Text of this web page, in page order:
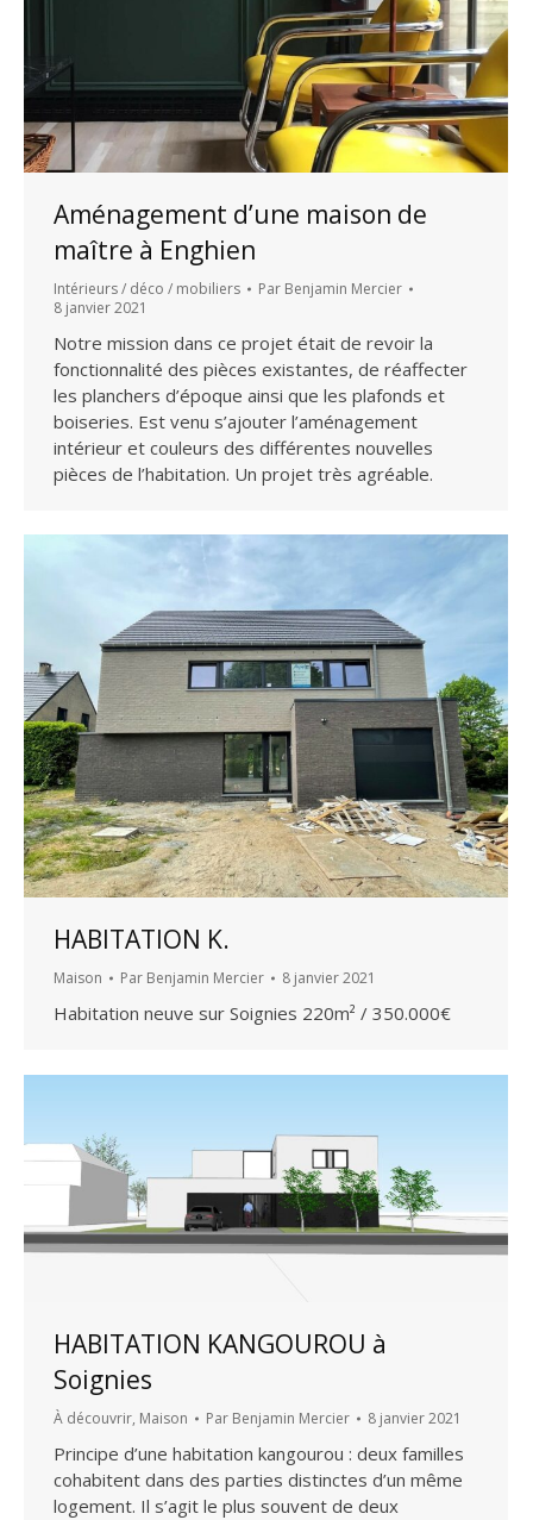
Aménagement d’une maison de
maître à Enghien
Intérieurs / déco / mobiliers Par Benjamin Mercier
8 janvier 2021
Notre mission dans ce projet était de revoir la
fonctionnalité des pièces existantes, de réaffecter
les planchers d’époque ainsi que les plafonds et
boiseries. Est venu s’ajouter l’aménagement
intérieur et couleurs des différentes nouvelles
pièces de l’habitation. Un projet très agréable.
HABITATION K.
Maison Par Benjamin Mercier 8 janvier 2021
Habitation neuve sur Soignies 220m² / 350.000€
HABITATION KANGOUROU à
Soignies
À découvrir, Maison Par Benjamin Mercier 8 janvier 2021
Principe d’une habitation kangourou : deux familles
cohabitent dans des parties distinctes d’un même
logement. Il s’agit le plus souvent de deux